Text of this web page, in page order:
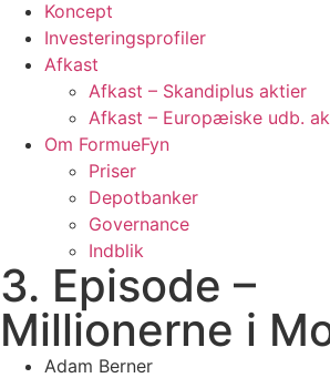
Koncept
Investeringsprofiler
Afkast
Afkast – Skandiplus aktier
Afkast – Europæiske udb.
Om FormueFyn
Priser
Depotbanker
Governance
Indblik
3. Episode –
Millionerne i
Adam Berner